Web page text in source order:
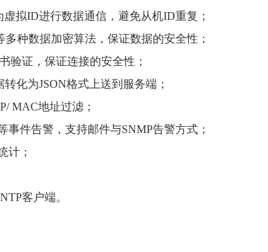
拟ID进行数据通信，避免从机ID重复；
多种数据加密算法，保证数据的安全性；
验证，保证连接的安全性；
化为JSON格式上送到服务端；
MAC地址过滤；
件告警，支持邮件与SNMP告警方式；
计；
客户端。